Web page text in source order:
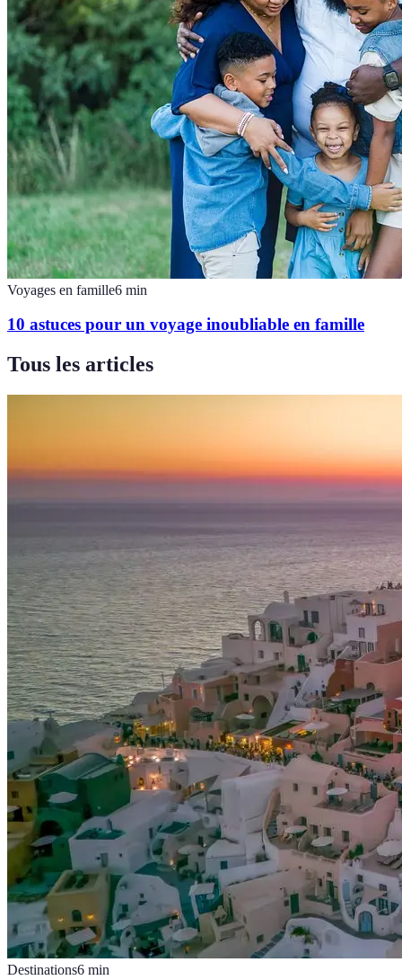
Voyages en famille6 min
10 astuces pour un voyage inoubliable en famille
Tous les articles
Destinations6 min